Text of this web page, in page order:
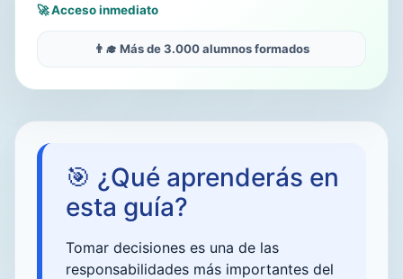
🚀 Acceso inmediato
👨‍🎓 Más de 3.000 alumnos formados
🎯 ¿Qué aprenderás en
esta guía?
Tomar decisiones es una de las
responsabilidades más importantes del